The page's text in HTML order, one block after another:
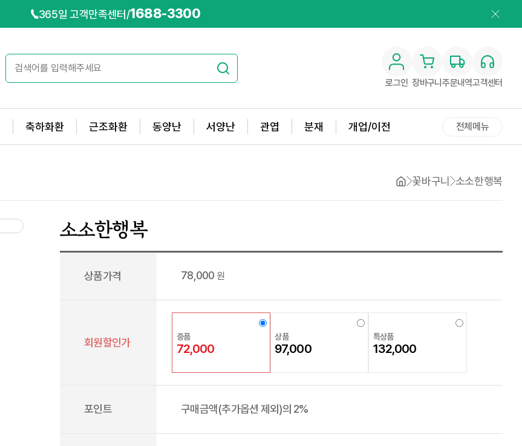
365일 고객만족센터/1688-3300
로그인 장바구니 주문내역고객센터
축하화환 근조화환 동양난 서양난 관엽 분재 개업/이전 전체메뉴
꽃바구니 소소한행복
소소한행복
상품가격 78,000 원
회원할인가 중품
72,000
상품
97,000
특상품
132,000
포인트 구매금액(추가옵션 제외)의 2%